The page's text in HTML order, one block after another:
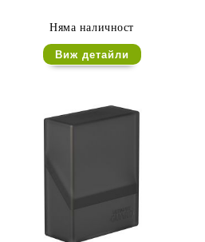
Няма наличност
Виж детайли